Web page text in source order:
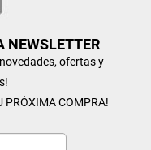
NEWSLETTER
ofertas y
PRÓXIMA COMPRA!